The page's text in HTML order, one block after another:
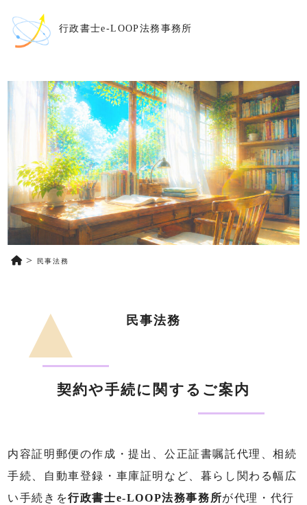
行政書士e-LOOP法務事務所
民事法務
民事法務
契約や手続に関するご案内
内容証明郵便の作成・提出、公正証書嘱託代理、相続
手続、自動車登録・車庫証明など、暮らし関わる幅広
い手続きを行政書士e-LOOP法務事務所が代理・代行